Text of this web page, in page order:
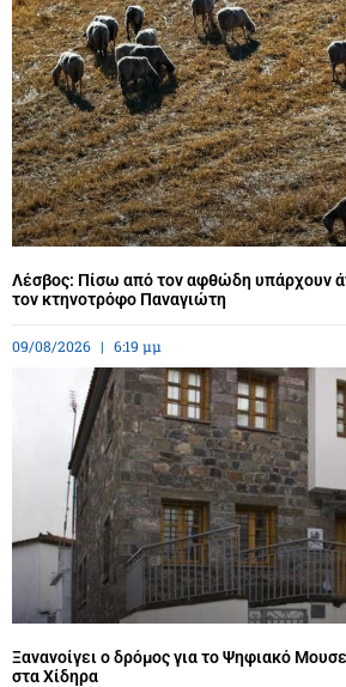
Λέσβος: Πίσω από τον αφθώδη υπάρχουν
τον κτηνοτρόφο Παναγιώτη
09/08/2026 6:19 μμ
Ξανανοίγει ο δρόμος για το Ψηφιακό
στα Χίδηρα